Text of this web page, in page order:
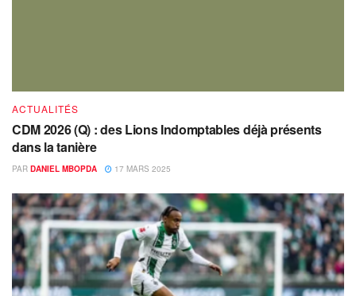
ACTUALITÉS
CDM 2026 (Q) : des Lions Indomptables déjà présents
dans la tanière
PAR DANIEL MBOPDA 17 MARS 2025